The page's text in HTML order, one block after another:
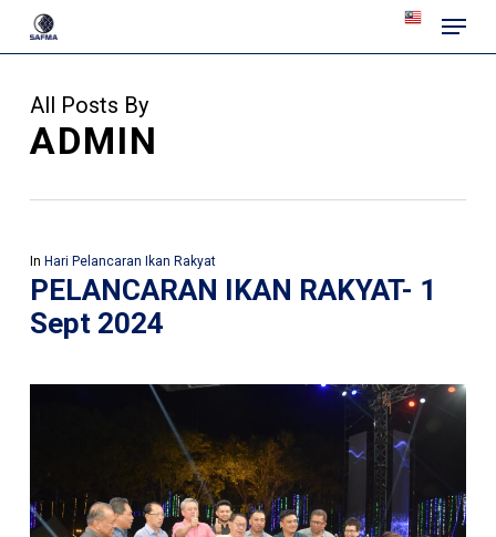
content
Menu
All Posts By
ADMIN
In Hari Pelancaran Ikan Rakyat
PELANCARAN IKAN RAKYAT- 1
Sept 2024